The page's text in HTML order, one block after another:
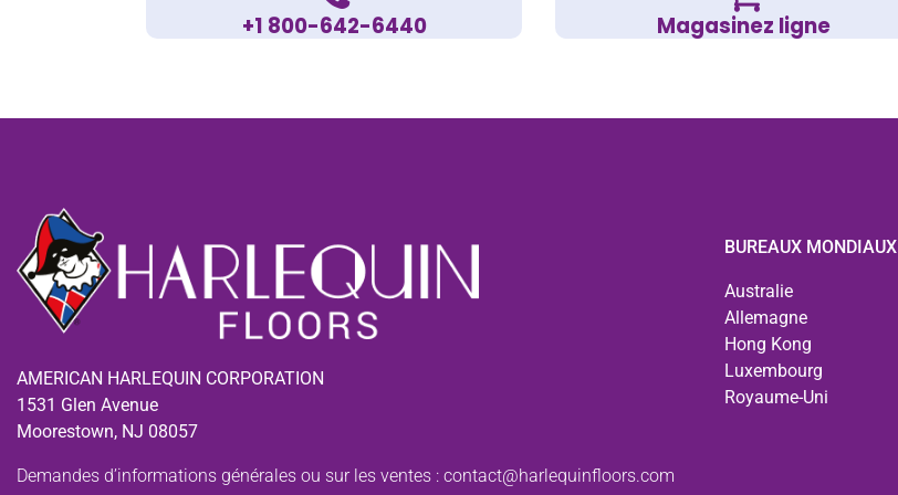
+1 800-642-6440 Magasinez ligne
AMERICAN HARLEQUIN CORPORATION
1531 Glen Avenue
Moorestown, NJ 08057
Demandes d’informations générales ou sur les ventes : contact@harlequinfloors.com
BUREAUX MONDIAUX
Australie
Allemagne
Hong Kong
Luxembourg
Royaume-Uni